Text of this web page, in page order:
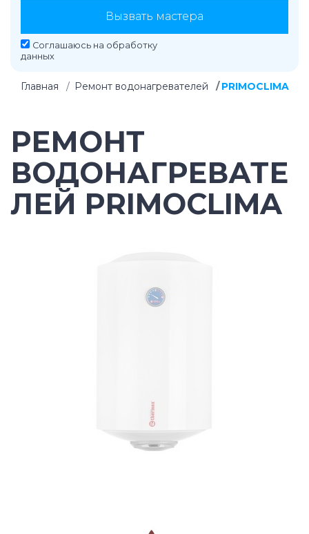
Вызвать мастера
Соглашаюсь на обработку
данных
Главная Ремонт водонагревателей PRIMOCLIMA
РЕМОНТ
ВОДОНАГРЕВАТЕ
ЛЕЙ PRIMOCLIMA